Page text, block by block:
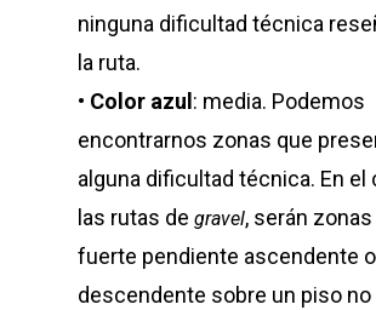
ninguna dificultad técnica
la ruta.
• Color azul : media. Podemos
encontrarnos zonas que
alguna dificultad técnica. En el
las rutas de gravel, serán
fuerte pendiente ascendente o
descendente sobre un piso no